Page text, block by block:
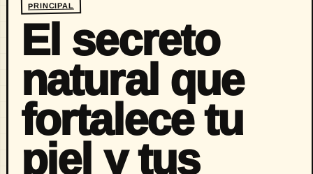
PRINCIPAL
El secreto
natural que
fortalece tu
piel y tus